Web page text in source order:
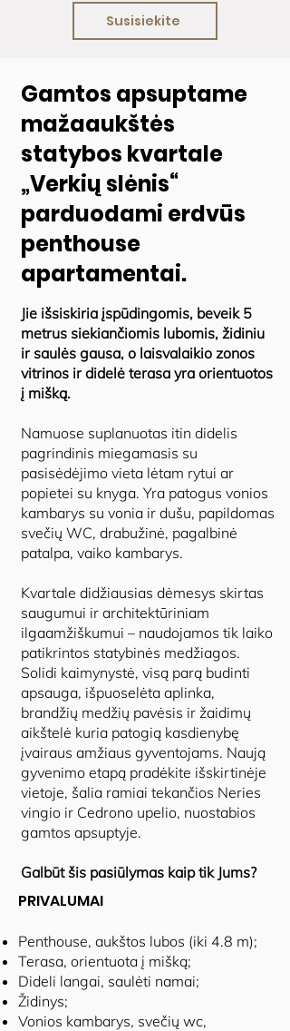
Susisiekite
Gamtos apsuptame
mažaaukštės
statybos kvartale
„Verkių slėnis“
parduodami erdvūs
penthouse
apartamentai.
Jie išsiskiria įspūdingomis, beveik 5
metrus siekiančiomis lubomis, židiniu
ir saulės gausa, o laisvalaikio zonos
vitrinos ir didelė terasa yra orientuotos
į mišką.
Namuose suplanuotas itin didelis
pagrindinis miegamasis su
pasisėdėjimo vieta lėtam rytui ar
popietei su knyga. Yra patogus vonios
kambarys su vonia ir dušu, papildomas
svečių WC, drabužinė, pagalbinė
patalpa, vaiko kambarys.
Kvartale didžiausias dėmesys skirtas
saugumui ir architektūriniam
ilgaamžiškumui – naudojamos tik laiko
patikrintos statybinės medžiagos.
Solidi kaimynystė, visą parą budinti
apsauga, išpuoselėta aplinka,
brandžių medžių pavėsis ir žaidimų
aikštelė kuria patogią kasdienybę
įvairaus amžiaus gyventojams. Naują
gyvenimo etapą pradėkite išskirtinėje
vietoje, šalia ramiai tekančios Neries
vingio ir Cedrono upelio, nuostabios
gamtos apsuptyje.
Galbūt šis pasiūlymas kaip tik Jums?
PRIVALUMAI
Penthouse, aukštos lubos (iki 4.8 m);
Terasa, orientuota į mišką;
Dideli langai, saulėti namai;
Židinys;
Vonios kambarys, svečių wc,